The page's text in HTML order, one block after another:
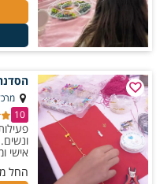
10
אישי
החל